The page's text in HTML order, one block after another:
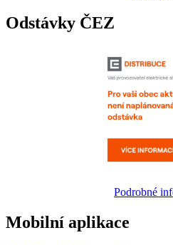
Odstávky ČEZ
Podrobné
Mobilní aplikace